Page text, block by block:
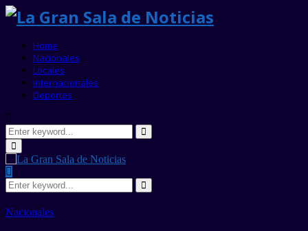
Home
Nacionales
Locales
Internacionales
Deportes
Search
for:
Search
Primary
Menu
Search
for:
Search
Nacionales